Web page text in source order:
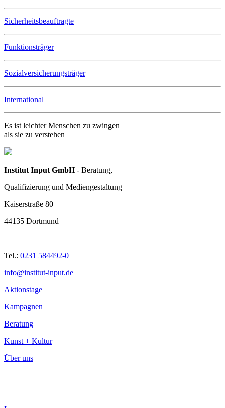
Sicherheitsbeauftragte
Funktionsträger
Sozialversicherungsträger
International
Es ist leichter Menschen zu zwingen
als sie zu verstehen
Institut Input GmbH- Beratung,
Qualifizierung und Mediengestaltung
Kaiserstraße 80
44135 Dortmund
Tel.: 0231 584492-0
info@institut-input.de
Aktionstage
Kampagnen
Beratung
Kunst + Kultur
Über uns